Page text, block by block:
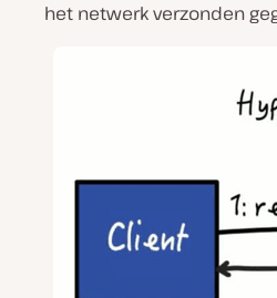
het netwerk verzonden